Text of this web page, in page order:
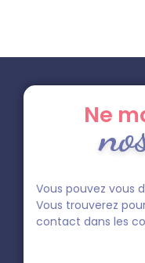
Ne
Vous pouvez vous
Vous trouverez
contact dans les